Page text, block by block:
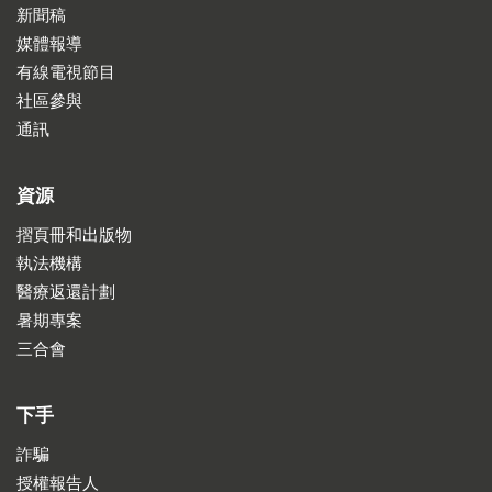
新聞稿
媒體報導
有線電視節目
社區參與
通訊
資源
摺頁冊和出版物
執法機構
醫療返還計劃
暑期專案
三合會
下手
詐騙
授權報告人